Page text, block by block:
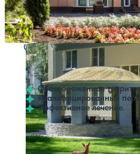
Профилей лечения:10
Санаторий
3.8176 отзывов
Пенза
Облагороженная
Квалифицированный
Эффективное лечение.
Профилей лечения:4
Нет цен или Выбрать